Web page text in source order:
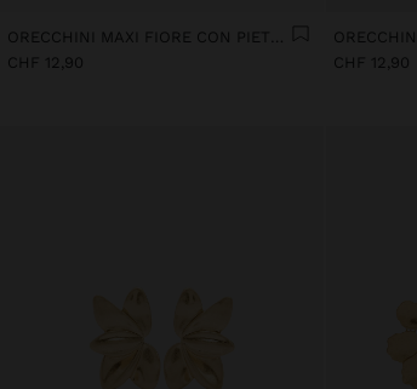
CHF 12,90
CHF 12,90